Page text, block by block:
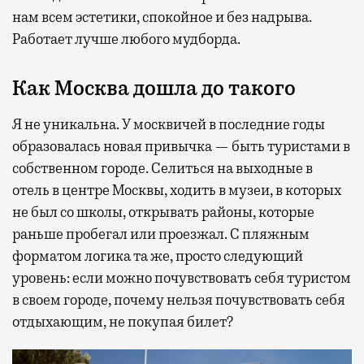
нам всем эстетики, спокойное и без надрыва.
Работает лучше любого мудборда.
Как Москва дошла до такого
Я не уникальна. У москвичей в последние годы
образовалась новая привычка — быть туристами в
собственном городе. Селиться на выходные в
отель в центре Москвы, ходить в музеи, в которых
не был со школы, открывать районы, которые
раньше пробегал или проезжал. С пляжным
форматом логика та же, просто следующий
уровень: если можно почувствовать себя туристом
в своем городе, почему нельзя почувствовать себя
отдыхающим, не покупая билет?